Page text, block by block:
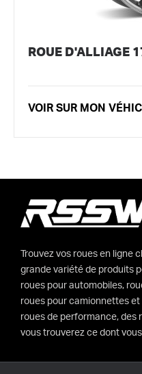
ROUE D'ALLIAGE
VOIR SUR MON
Trouvez vos roues en ligne
grande variété de produits
roues pour automobiles,
roues pour camionnettes
roues de performance, des
vous trouverez ce dont